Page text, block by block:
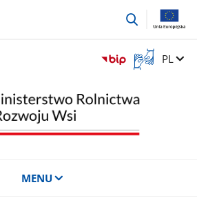
przejdź
Otwórz
okno
tłumaczem
migowego
Zmień
PL
MENU